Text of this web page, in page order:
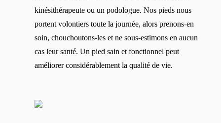
kinésithérapeute ou un podologue. Nos pieds nous
portent volontiers toute la journée, alors prenons-en
soin, chouchoutons-les et ne sous-estimons en aucun
cas leur santé. Un pied sain et fonctionnel peut
améliorer considérablement la qualité de vie.